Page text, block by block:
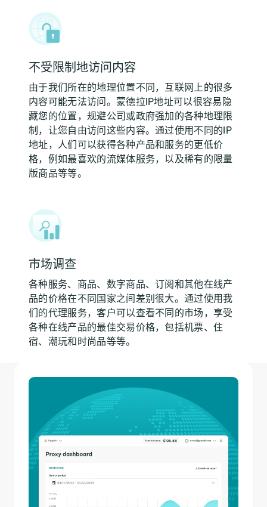
不受限制地访问内容
由于我们所在的地理位置不同，互联网上的很多
内容可能无法访问。蒙德拉IP地址可以很容易隐
藏您的位置，规避公司或政府强加的各种地理限
制，让您自由访问这些内容。通过使用不同的IP
地址，人们可以获得各种产品和服务的更低价
格，例如最喜欢的流媒体服务，以及稀有的限量
版商品等等。
市场调查
各种服务、商品、数字商品、订阅和其他在线产
品的价格在不同国家之间差别很大。通过使用我
们的代理服务，客户可以查看不同的市场，享受
各种在线产品的最佳交易价格，包括机票、住
宿、潮玩和时尚品等等。